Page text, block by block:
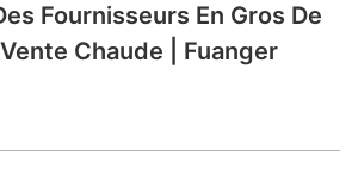
Fournisseurs En Gros De
Chaude | Fuanger